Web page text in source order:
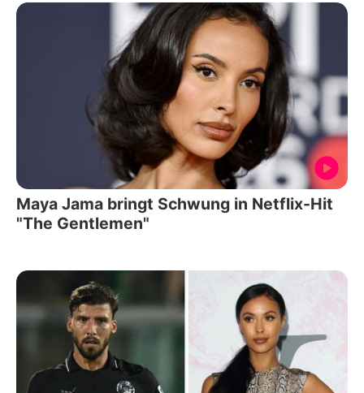
Maya Jama bringt Schwung in Netflix-Hit
"The Gentlemen"